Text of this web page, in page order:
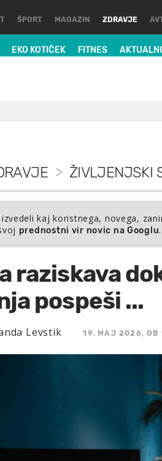
ŠPORT MAGAZIN ZDRAVJE
EKO KOTIČEK FITNES
> ŽIVLJENJSKI
izvedeli kaj koristnega, novega,
prednostni vir novic na Googlu.
raziskava
pospeši ...
Levstik 19. MAJ 2026, OB